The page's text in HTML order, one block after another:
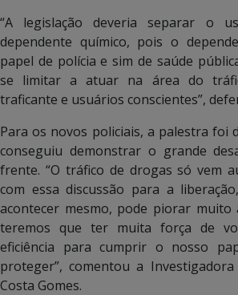
“A legislação deveria separar o
dependente químico, pois o
papel de polícia e sim de saúde
se limitar a atuar na área do
traficante e usuários conscientes”,
Para os novos policiais, a palestra foi
conseguiu demonstrar o grande
frente. “O tráfico de drogas só vem
com essa discussão para a
acontecer mesmo, pode piorar muito
teremos que ter muita força de
eficiência para cumprir o nosso
proteger”, comentou a
Costa Gomes.